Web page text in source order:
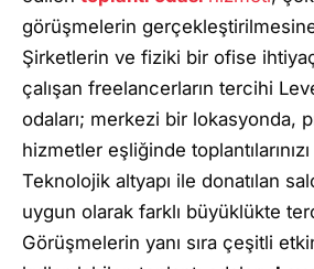
görüşmelerin gerçekleştirilmesine
Şirketlerin ve fiziki bir ofise
çalışan freelancerların tercihi
odaları; merkezi bir lokasyonda,
hizmetler eşliğinde
Teknolojik altyapı ile donatılan
uygun olarak farklı büyüklükte
Görüşmelerin yanı sıra çeşitli